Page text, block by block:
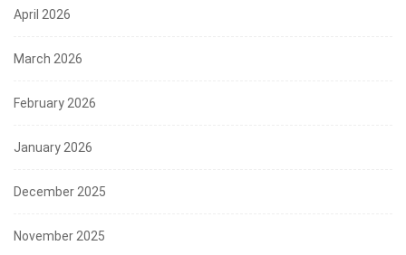
April 2026
March 2026
February 2026
January 2026
December 2025
November 2025